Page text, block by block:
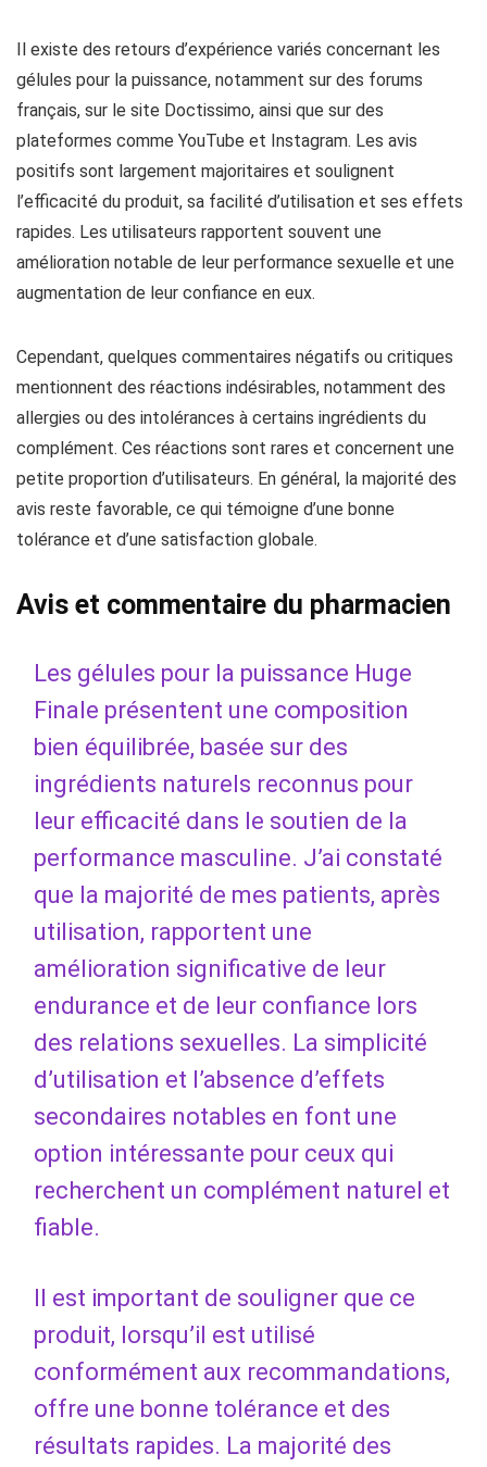
Il existe des retours d’expérience variés concernant les
gélules pour la puissance, notamment sur des forums
français, sur le site Doctissimo, ainsi que sur des
plateformes comme YouTube et Instagram. Les avis
positifs sont largement majoritaires et soulignent
l’efficacité du produit, sa facilité d’utilisation et ses effets
rapides. Les utilisateurs rapportent souvent une
amélioration notable de leur performance sexuelle et une
augmentation de leur confiance en eux.
Cependant, quelques commentaires négatifs ou critiques
mentionnent des réactions indésirables, notamment des
allergies ou des intolérances à certains ingrédients du
complément. Ces réactions sont rares et concernent une
petite proportion d’utilisateurs. En général, la majorité des
avis reste favorable, ce qui témoigne d’une bonne
tolérance et d’une satisfaction globale.
Avis et commentaire du pharmacien
Les gélules pour la puissance Huge
Finale présentent une composition
bien équilibrée, basée sur des
ingrédients naturels reconnus pour
leur efficacité dans le soutien de la
performance masculine. J’ai constaté
que la majorité de mes patients, après
utilisation, rapportent une
amélioration significative de leur
endurance et de leur confiance lors
des relations sexuelles. La simplicité
d’utilisation et l’absence d’effets
secondaires notables en font une
option intéressante pour ceux qui
recherchent un complément naturel et
fiable.
Il est important de souligner que ce
produit, lorsqu’il est utilisé
conformément aux recommandations,
offre une bonne tolérance et des
résultats rapides. La majorité des